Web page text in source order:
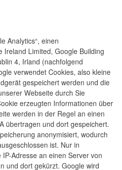
Analytics“, einen
Ireland Limited, Google Building
4, Irland (nachfolgend
verwendet Cookies, also kleine
gespeichert werden und die
Webseite durch Sie
erzeugten Informationen über
werden in der Regel an einen
übertragen und dort gespeichert.
anonymisiert, wodurch
ist. Nur in
Adresse an einen Server von
und dort gekürzt. Google wird